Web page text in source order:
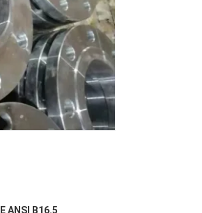
ANSI B16.5